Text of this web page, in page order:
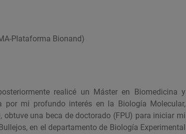
Plataforma Bionand)
realicé un Máster en Biomedicina y
por mi profundo interés en la Biología Molecular,
una beca de doctorado (FPU) para iniciar mi
en el departamento de Biología Experimental